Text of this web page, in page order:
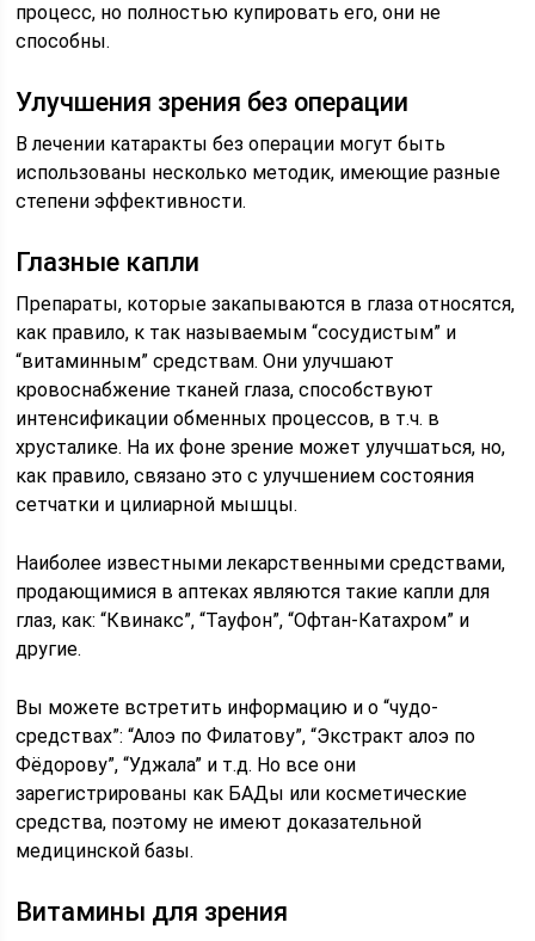
процесс, но полностью купировать его, они не
способны.
Улучшения зрения без операции
В лечении катаракты без операции могут быть
использованы несколько методик, имеющие разные
степени эффективности.
Глазные капли
Препараты, которые закапываются в глаза относятся,
как правило, к так называемым “сосудистым” и
“витаминным” средствам. Они улучшают
кровоснабжение тканей глаза, способствуют
интенсификации обменных процессов, в т.ч. в
хрусталике. На их фоне зрение может улучшаться, но,
как правило, связано это с улучшением состояния
сетчатки и цилиарной мышцы.
Наиболее известными лекарственными средствами,
продающимися в аптеках являются такие капли для
глаз, как: “Квинакс”, “Тауфон”, “Офтан-Катахром” и
другие.
Вы можете встретить информацию и о “чудо-
средствах”: “Алоэ по Филатову”, “Экстракт алоэ по
Фёдорову”, “Уджала” и т.д. Но все они
зарегистрированы как БАДы или косметические
средства, поэтому не имеют доказательной
медицинской базы.
Витамины для зрения